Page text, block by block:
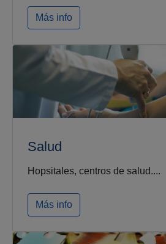
Más info
Salud
Hopsitales, centros de salud....
Más info